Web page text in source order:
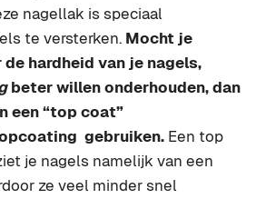
nagellak is speciaal
te versterken. Mocht je
hardheid van je nagels,
beter willen onderhouden, dan
een “top coat”
gebruiken. Een top
je nagels namelijk van een
ze veel minder snel